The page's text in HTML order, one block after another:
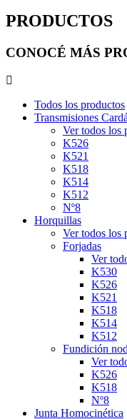
PRODUCTOS
CONOCÉ MÁS
Todos los productos
Transmisiones
Ver todos los
K526
K521
K518
K514
K512
Nº8
Horquillas
Ver todos los
Forjadas
Ver
K530
K526
K521
K518
K514
K512
Fundición
Ver
K526
K518
Nº8
Junta Homocinética